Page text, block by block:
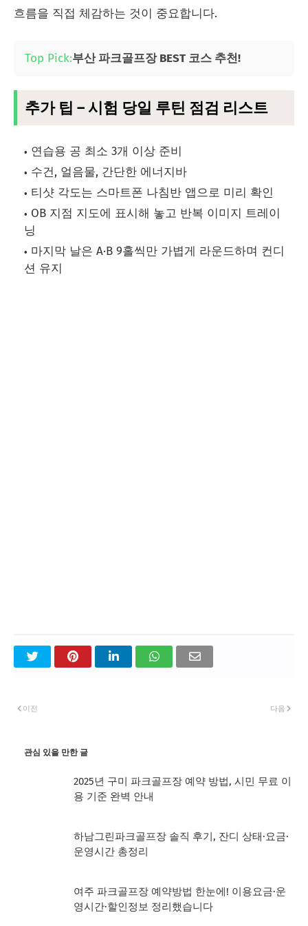
흐름을 직접 체감하는 것이 중요합니다.
Top Pick:부산 파크골프장 BEST 코스 추천!
추가 팁 – 시험 당일 루틴 점검 리스트
연습용 공 최소 3개 이상 준비
수건, 얼음물, 간단한 에너지바
티샷 각도는 스마트폰 나침반 앱으로 미리 확인
OB 지점 지도에 표시해 놓고 반복 이미지 트레이
닝
마지막 날은 A·B 9홀씩만 가볍게 라운드하며 컨디
션 유지
다음
이전
관심 있을 만한 글
2025년 구미 파크골프장 예약 방법, 시민 무료 이
용 기준 완벽 안내
하남그린파크골프장 솔직 후기, 잔디 상태·요금·
운영시간 총정리
여주 파크골프장 예약방법 한눈에! 이용요금·운
영시간·할인정보 정리했습니다